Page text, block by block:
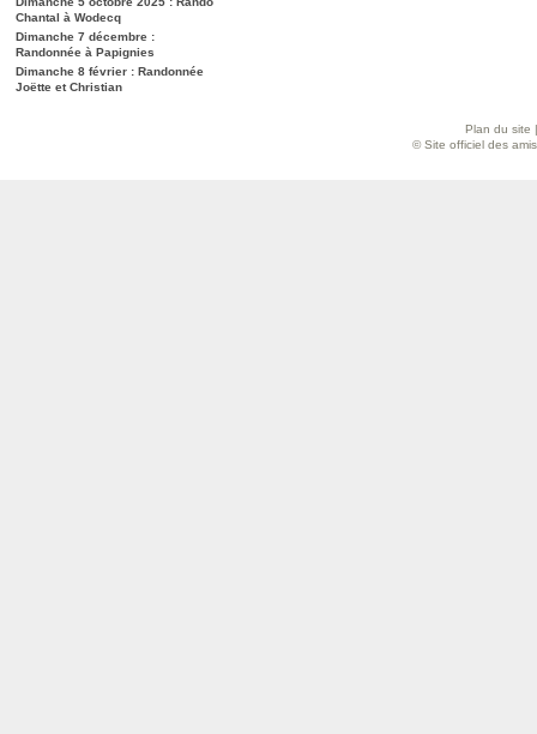
Chantal à Wodecq
Dimanche 7 décembre :
Randonnée à Papignies
Dimanche 8 février : Randonnée
Joëtte et Christian
Plan du site
© Site officiel des